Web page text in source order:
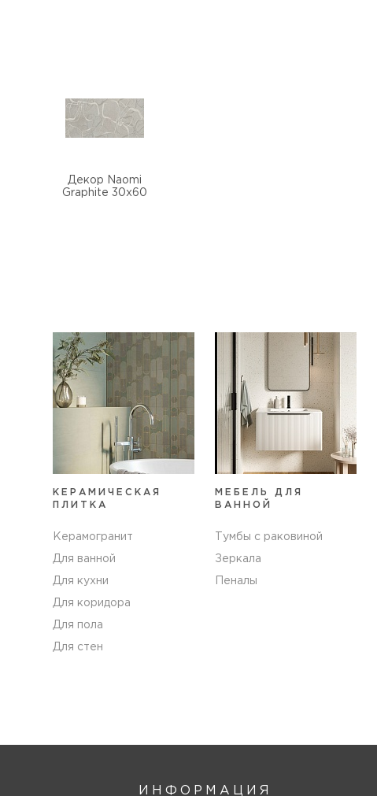
Декор Naomi
Graphite 30х60
КЕРАМИЧЕСКАЯ
ПЛИТКА
Керамогранит
Для ванной
Для кухни
Для коридора
Для пола
Для стен
МЕБЕЛЬ ДЛЯ
ВАННОЙ
Тумбы с раковиной
Зеркала
Пеналы
ИНФОРМАЦИЯ